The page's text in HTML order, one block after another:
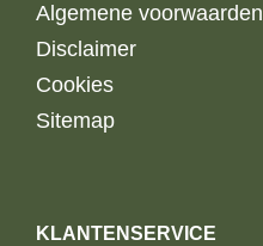
Algemene voorwaarden
Disclaimer
Cookies
Sitemap
KLANTENSERVICE